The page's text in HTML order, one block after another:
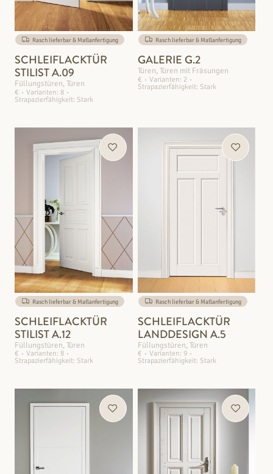
Rasch lieferbar & Maßanfertigung
SCHLEIFLACKTÜR
STILIST A.09
Füllungstüren, Türen
€
Varianten: 8
Strapazierfähigkeit: Stark
Rasch lieferbar & Maßanfertigung
GALERIE G.2
Türen, Türen mit Fräsungen
€
Varianten: 2
Strapazierfähigkeit: Stark
Rasch lieferbar & Maßanfertigung
SCHLEIFLACKTÜR
STILIST A.12
Füllungstüren, Türen
€
Varianten: 8
Strapazierfähigkeit: Stark
Rasch lieferbar & Maßanfertigung
SCHLEIFLACKTÜR
LANDDESIGN A.5
Füllungstüren, Türen
€
Varianten: 9
Strapazierfähigkeit: Stark